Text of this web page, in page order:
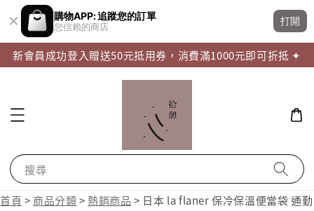
購物APP: 追蹤您的訂單
您信賴的商店
打開
新會員成功登入贈送50元抵用券，消費滿1000元即可折抵 ✦
搜尋
首頁 > 商品分類> 熱銷商品 > 日本 la flaner 保冷保溫便當袋 通勤